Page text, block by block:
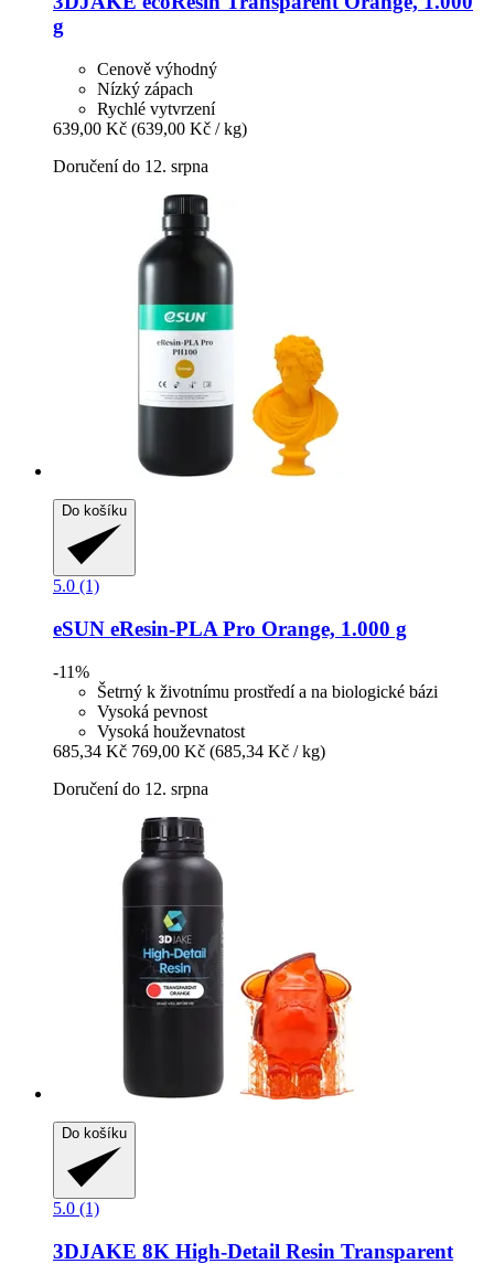
g
Cenově výhodný
Nízký zápach
Rychlé vytvrzení
639,00 Kč (639,00 Kč / kg)
Doručení do 12. srpna
Do košíku
5.0 (1)
eSUN eResin-​PLA Pro Orange, 1.000 g
-11%
Šetrný k životnímu prostředí a na biologické bázi
Vysoká pevnost
Vysoká houževnatost
685,34 Kč 769,00 Kč (685,34 Kč / kg)
Doručení do 12. srpna
Do košíku
5.0 (1)
3DJAKE 8K High-​Detail Resin Transparent